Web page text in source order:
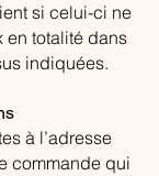
si celui-ci ne
en totalité dans
indiquées.
à l’adresse
commande qui